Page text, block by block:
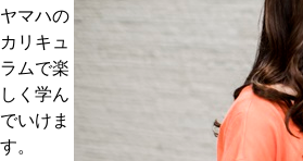
ヤマハの
カリキュ
ラムで楽
しく学ん
でいけま
す。